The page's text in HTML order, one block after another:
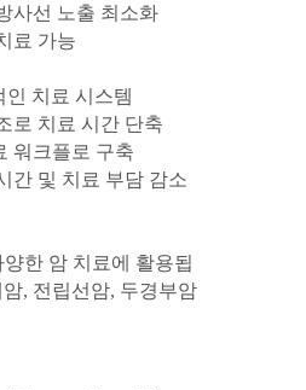
사선 노출 최소화
료 가능
인 치료 시스템
로 치료 시간 단축
워크플로 구축
간 및 치료 부담 감소
양한 암 치료에 활용됩
, 전립선암, 두경부암